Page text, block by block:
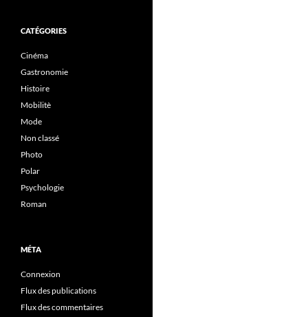
CATÉGORIES
Cinéma
Gastronomie
Histoire
Mobilitè
Mode
Non classé
Photo
Polar
Psychologie
Roman
MÉTA
Connexion
Flux des publications
Flux des commentaires